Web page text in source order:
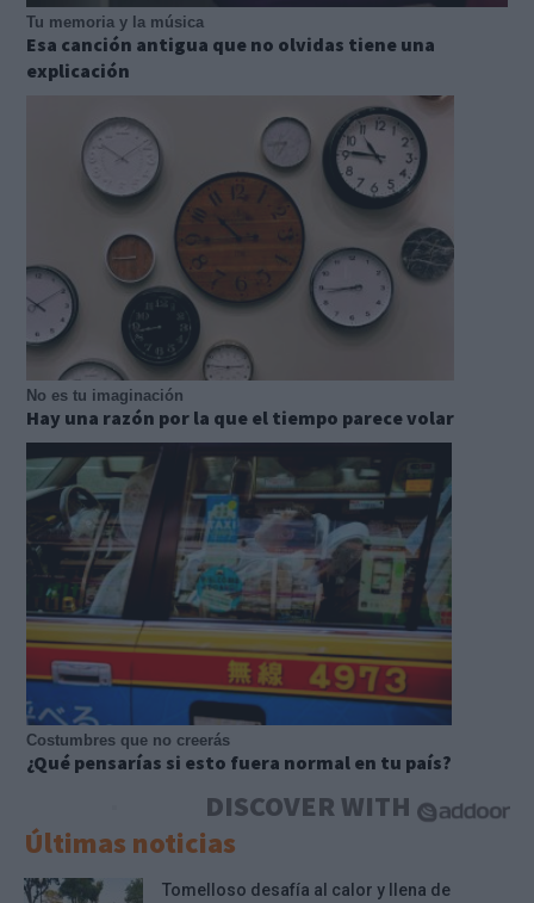
Tu memoria y la música
Esa canción antigua que no olvidas tiene una
explicación
No es tu imaginación
Hay una razón por la que el tiempo parece volar
Costumbres que no creerás
¿Qué pensarías si esto fuera normal en tu país?
DISCOVER WITH
Últimas noticias
Tomelloso desafía al calor y llena de